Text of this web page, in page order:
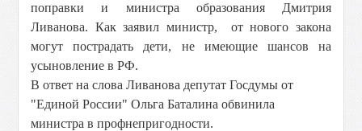
поправки и министра образования Дмитрия
Ливанова. Как заявил министр, от нового закона
могут пострадать дети, не имеющие шансов на
усыновление в РФ.
В ответ на слова Ливанова депутат Госдумы от
"Единой России" Ольга Баталина обвинила
министра в профнепригодности.